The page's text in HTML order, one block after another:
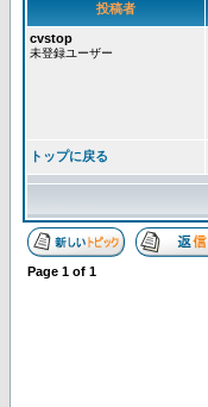
投稿者
cvstop
未登録ユーザー
トップに戻る
Page 1 of 1